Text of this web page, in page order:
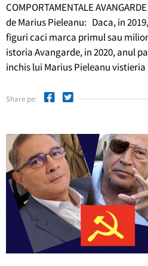
COMPORTAMENTALE
de Marius Pieleanu: Daca, in
figuri caci marca primul sau
istoria Avangarde, in 2020, anul
inchis lui Marius Pieleanu
Share pe: